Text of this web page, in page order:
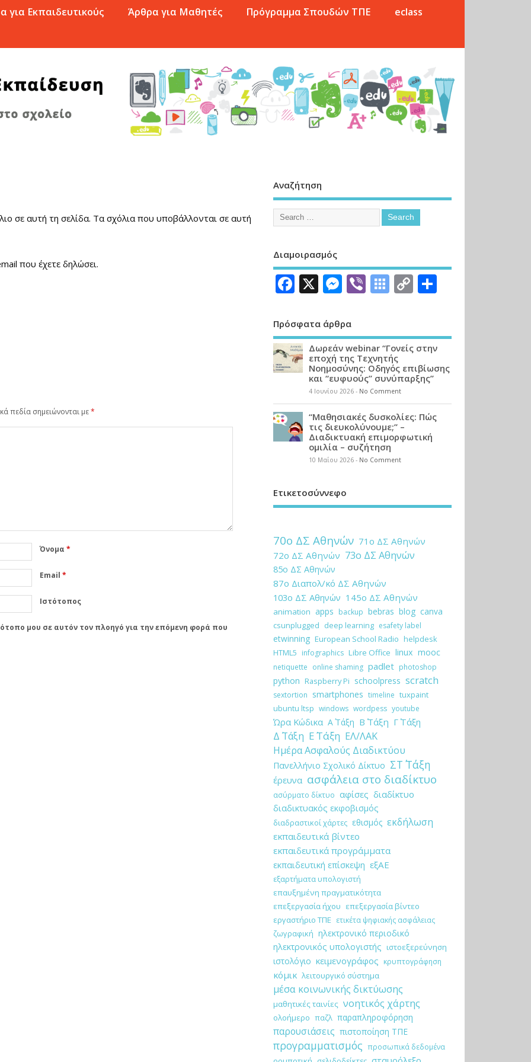
για Εκπαιδευτικούς Άρθρα για Μαθητές Πρόγραμμα Σπουδών ΤΠΕ
eclass
σε αυτή τη σελίδα. Τα σχόλια που υποβάλλονται σε αυτή
που έχετε δηλώσει.
πεδία σημειώνονται με*
Όνομα*
Email*
Ιστότοπος
μου σε αυτόν τον πλοηγό για την επόμενη φορά που
Αναζήτηση
Διαμοιρασμός
Facebook
X Messenger
ViberSymbaloo
Bookmarks
Copy
Link
Πρόσφατα άρθρα
Δωρεάν webinar “Γονείς στην
εποχή της Τεχνητής
Νοημοσύνης: Οδηγός επιβίωσης
και “ευφυούς” συνύπαρξης”
4 Ιουνίου 2026- No Comment
“Μαθησιακές δυσκολίες: Πώς
τις διευκολύνουμε;” –
Διαδικτυακή επιμορφωτική
ομιλία – συζήτηση
10 Μαΐου 2026- No Comment
Ετικετοσύννεφο
70ο ΔΣ Αθηνών 71ο ΔΣ Αθηνών
72ο ΔΣ Αθηνών 73ο ΔΣ Αθηνών
85ο ΔΣ Αθηνών
87ο Διαπολ/κό ΔΣ Αθηνών
103ο ΔΣ Αθηνών 145ο ΔΣ Αθηνών
animation apps backup bebras blog canva
csunplugged deep learning esafety label
etwinning European School Radio helpdesk
HTML5 infographics Libre Office linux mooc
netiquette online shaming padlet photoshop
python Raspberry Pi schoolpress scratch
sextortion smartphones timeline tuxpaint
ubuntu ltsp windows wordpess youtube
Ώρα Κώδικα Α΄ Τάξη Β΄ Τάξη Γ΄ Τάξη
Δ΄ Τάξη Ε΄ Τάξη ΕΛ/ΛΑΚ
Ημέρα Ασφαλούς Διαδικτύου
Πανελλήνιο Σχολικό Δίκτυο ΣΤ΄ Τάξη
έρευνα ασφάλεια στο διαδίκτυο
ασύρματο δίκτυο αφίσες διαδίκτυο
διαδικτυακός εκφοβισμός
διαδραστικοί χάρτες εθισμός εκδήλωση
εκπαιδευτικά βίντεο
εκπαιδευτικά προγράμματα
εκπαιδευτική επίσκεψη εξΑΕ
εξαρτήματα υπολογιστή
επαυξημένη πραγματικότητα
επεξεργασία ήχου επεξεργασία βίντεο
εργαστήριο ΤΠΕ ετικέτα ψηφιακής ασφάλειας
ζωγραφική ηλεκτρονικό περιοδικό
ηλεκτρονικός υπολογιστής ιστοεξερεύνηση
ιστολόγιο κειμενογράφος κρυπτογράφηση
κόμικ λειτουργικό σύστημα
μέσα κοινωνικής δικτύωσης
μαθητικές ταινίες νοητικός χάρτης
ολοήμερο παζλ παραπληροφόρηση
παρουσιάσεις πιστοποίηση ΤΠΕ
προγραμματισμός προσωπικά δεδομένα